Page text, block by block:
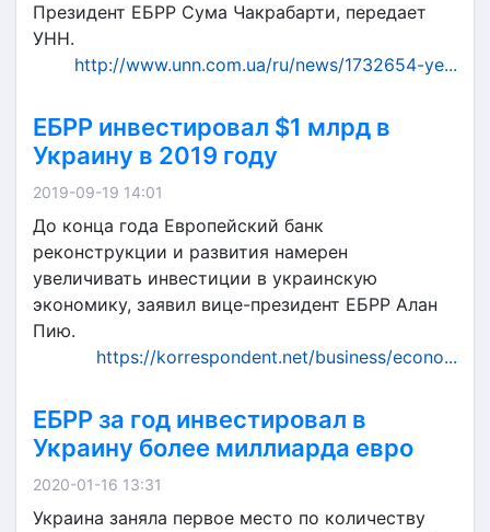
Президент ЕБРР Сума Чакрабарти, передает
УНН.
http://www.unn.com.ua/ru/news/1732654-ye...
ЕБРР инвестировал $1 млрд в
Украину в 2019 году
2019-09-19 14:01
До конца года Европейский банк
реконструкции и развития намерен
увеличивать инвестиции в украинскую
экономику, заявил вице-президент ЕБРР Алан
Пию.
https://korrespondent.net/business/econo...
ЕБРР за год инвестировал в
Украину более миллиарда евро
2020-01-16 13:31
Украина заняла первое место по количеству